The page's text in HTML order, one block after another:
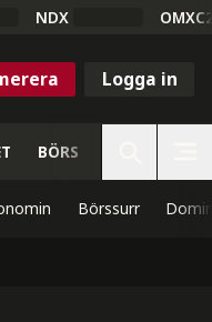
NDX
Logga in
BÖRS
Börssurr